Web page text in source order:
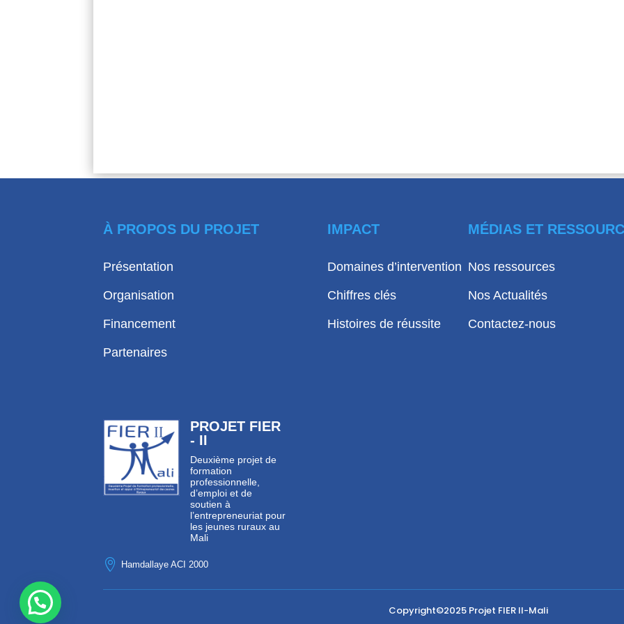
À PROPOS DU PROJET
Présentation
Organisation
Financement
Partenaires
PROJET FIER
- II
Deuxième projet de
formation
professionnelle,
d’emploi et de
soutien à
l’entrepreneuriat pour
les jeunes ruraux au
Mali
 Hamdallaye ACI 2000
IMPACT
Domaines d’intervention
Chiffres clés
Histoires de réussite
MÉDIAS ET
Nos ressources
Nos Actualités
Contactez-nous
Copyright©2025Projet FIER II-Mali